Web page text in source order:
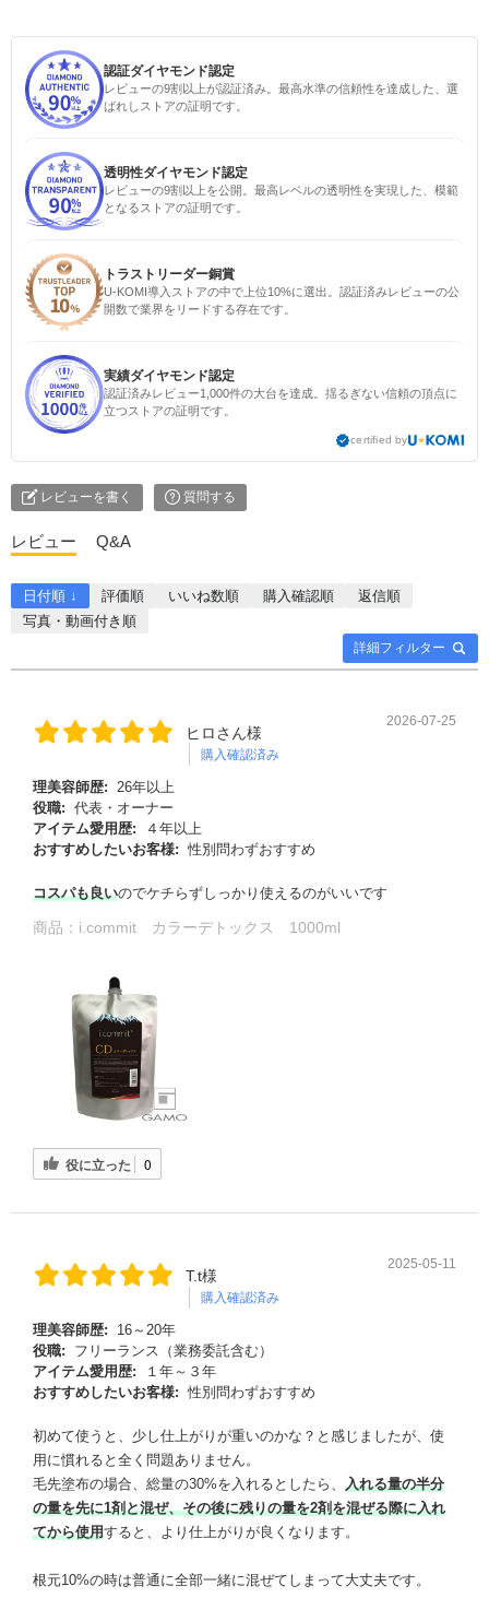
認証ダイヤモンド認定
レビューの9割以上が認証済み。最高水準の信頼性を達成した、選
ばれしストアの証明です。
透明性ダイヤモンド認定
レビューの9割以上を公開。最高レベルの透明性を実現した、模範
となるストアの証明です。
トラストリーダー銅賞
U-KOMI導入ストアの中で上位10%に選出。認証済みレビューの公
開数で業界をリードする存在です。
実績ダイヤモンド認定
認証済みレビュー1,000件の大台を達成。揺るぎない信頼の頂点に
立つストアの証明です。
certified by
レビューを書く 質問する
レビュー Q&A
詳細フィルター
日付順 ↓ 評価順 いいね数順 購入確認順
返信順
写真・動画付き順
ヒロさん様
購入確認済み
2026-07-25
理美容師歴:
26年以上
役職: 代表・オーナー
アイテム愛用歴:
４年以上
おすすめしたいお客様: 性別問わずおすすめ
コスパも良いのでケチらずしっかり使えるのがいいです
商品： i.commit カラーデトックス 1000ml
役に立った 0
T.t様
購入確認済み
2025-05-11
理美容師歴:
16～20年
役職:
フリーランス（業務委託含む）
アイテム愛用歴:
１年～３年
おすすめしたいお客様: 性別問わずおすすめ
初めて使うと、少し仕上がりが重いのかな？と感じましたが、使
用に慣れると全く問題ありません。
毛先塗布の場合、総量の30%を入れるとしたら、 入れる量の半分
の量を先に1剤と混ぜ、その後に残りの量を2剤を混ぜる際に入れ
てから使用すると、より仕上がりが良くなります。
根元10%の時は普通に全部一緒に混ぜてしまって大丈夫です。